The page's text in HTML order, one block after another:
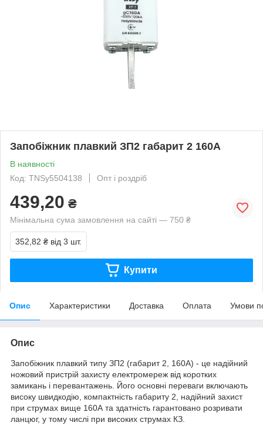
Запобіжник плавкий ЗП2 габарит 2 160А
В наявності
Код: TNSy5504138
Опт і роздріб
439,20 ₴
Мінімальна сума замовлення на сайті — 750 ₴
352,82 ₴ від 3 шт.
Купити
Опис Характеристики Доставка Оплата Умови
Опис
Запобіжник плавкий типу ЗП2 (габарит 2, 160А) - це надійний
ножовий пристрій захисту електромереж від коротких
замикань і перевантажень. Його основні переваги включають
високу швидкодію, компактність габариту 2, надійний захист
при струмах вище 160А та здатність гарантовано розривати
ланцюг, у тому числі при високих струмах КЗ.